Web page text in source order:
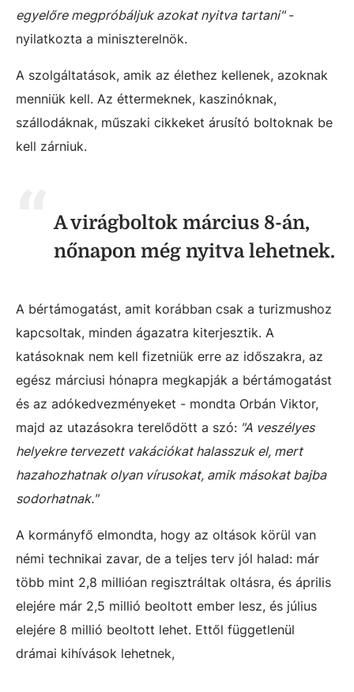
egyelőre megpróbáljuk azokat nyitva tartani"-
nyilatkozta a miniszterelnök.
A szolgáltatások, amik az élethez kellenek, azoknak
menniük kell. Az éttermeknek, kaszinóknak,
szállodáknak, műszaki cikkeket árusító boltoknak be
kell zárniuk.
A virágboltok március 8-án,
nőnapon még nyitva lehetnek.
A bértámogatást, amit korábban csak a turizmushoz
kapcsoltak, minden ágazatra kiterjesztik. A
katásoknak nem kell fizetniük erre az időszakra, az
egész márciusi hónapra megkapják a bértámogatást
és az adókedvezményeket - mondta Orbán Viktor,
majd az utazásokra terelődött a szó: "A veszélyes
helyekre tervezett vakációkat halasszuk el, mert
hazahozhatnak olyan vírusokat, amik másokat bajba
sodorhatnak."
A kormányfő elmondta, hogy az oltások körül van
némi technikai zavar, de a teljes terv jól halad: már
több mint 2,8 millióan regisztráltak oltásra, és április
elejére már 2,5 millió beoltott ember lesz, és július
elejére 8 millió beoltott lehet. Ettől függetlenül
drámai kihívások lehetnek,